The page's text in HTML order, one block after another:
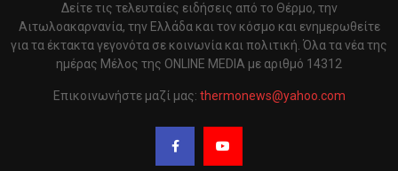
Δείτε τις τελευταίες ειδήσεις από το Θέρμο, την
Αιτωλοακαρνανία, την Ελλάδα και τον κόσμο και ενημερωθείτε
για τα έκτακτα γεγονότα σε κοινωνία και πολιτική. Όλα τα νέα της
ημέρας Μέλος της ONLINE MEDIA με αριθμό 14312
Επικοινωνήστε μαζί μας: thermonews@yahoo.com